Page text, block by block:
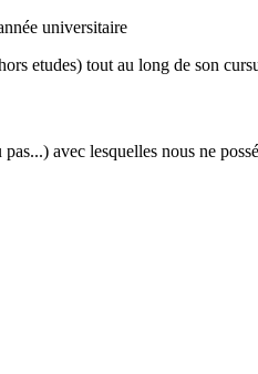
universitaire
etudes) tout au long de son
avec lesquelles nous ne